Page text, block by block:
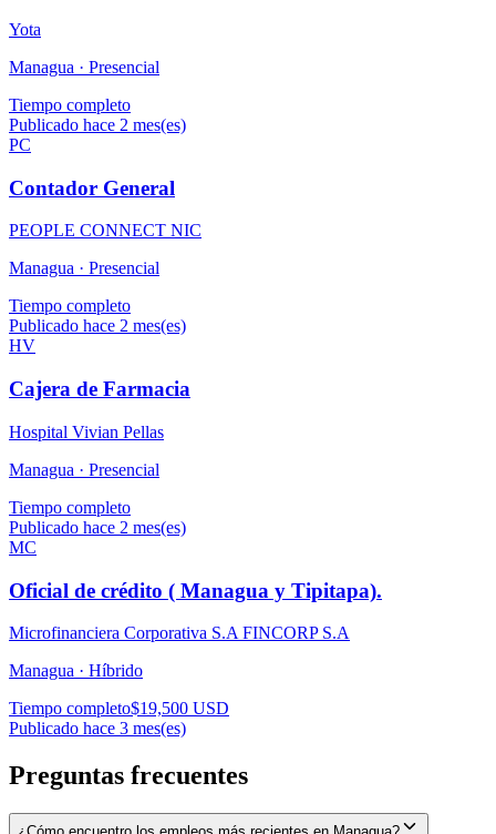
Yota
Managua · Presencial
Tiempo completo
Publicado hace 2 mes(es)
PC
Contador General
PEOPLE CONNECT NIC
Managua · Presencial
Tiempo completo
Publicado hace 2 mes(es)
HV
Cajera de Farmacia
Hospital Vivian Pellas
Managua · Presencial
Tiempo completo
Publicado hace 2 mes(es)
MC
Oficial de crédito ( Managua y Tipitapa).
Microfinanciera Corporativa S.A FINCORP S.A
Managua · Híbrido
Tiempo completo$19,500 USD
Publicado hace 3 mes(es)
Preguntas frecuentes